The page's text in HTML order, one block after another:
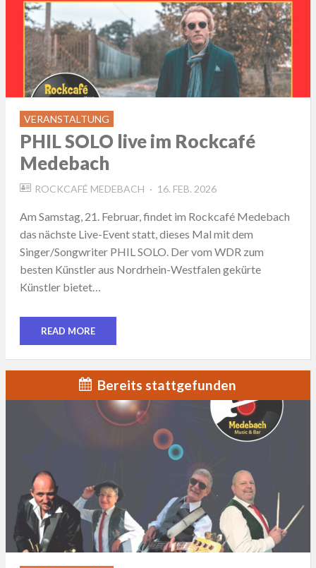
VERANSTALTUNG
PHIL SOLO live im Rockcafé
Medebach
ROCKCAFÉ MEDEBACH
POSTED
16. FEB. 2026
Am Samstag, 21. Februar, findet im Rockcafé Medebach
das nächste Live-Event statt, dieses Mal mit dem
Singer/Songwriter PHIL SOLO. Der vom WDR zum
besten Künstler aus Nordrhein-Westfalen gekürte
Künstler bietet…
READ MORE
Bereits stattgefunden